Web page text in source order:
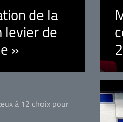
de la
de
»
à 12 choix pour